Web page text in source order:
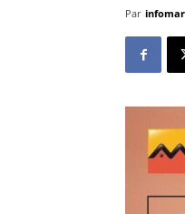
Par